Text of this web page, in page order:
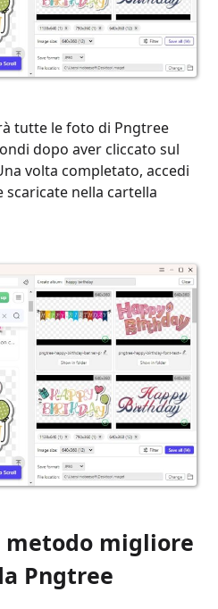
tutte le foto di Pngtree
dopo aver cliccato sul
volta completato, accedi
nella cartella
metodo migliore
Pngtree